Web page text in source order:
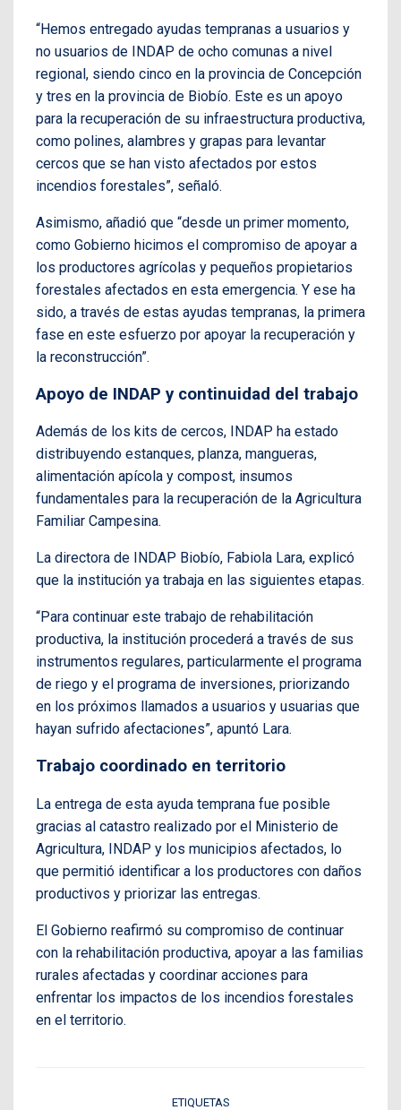
“Hemos entregado ayudas tempranas a usuarios y
no usuarios de INDAP de ocho comunas a nivel
regional, siendo cinco en la provincia de Concepción
y tres en la provincia de Biobío. Este es un apoyo
para la recuperación de su infraestructura productiva,
como polines, alambres y grapas para levantar
cercos que se han visto afectados por estos
incendios forestales”, señaló.
Asimismo, añadió que “desde un primer momento,
como Gobierno hicimos el compromiso de apoyar a
los productores agrícolas y pequeños propietarios
forestales afectados en esta emergencia. Y ese ha
sido, a través de estas ayudas tempranas, la primera
fase en este esfuerzo por apoyar la recuperación y
la reconstrucción”.
Apoyo de INDAP y continuidad del trabajo
Además de los kits de cercos, INDAP ha estado
distribuyendo estanques, planza, mangueras,
alimentación apícola y compost, insumos
fundamentales para la recuperación de la Agricultura
Familiar Campesina.
La directora de INDAP Biobío, Fabiola Lara, explicó
que la institución ya trabaja en las siguientes etapas.
“Para continuar este trabajo de rehabilitación
productiva, la institución procederá a través de sus
instrumentos regulares, particularmente el programa
de riego y el programa de inversiones, priorizando
en los próximos llamados a usuarios y usuarias que
hayan sufrido afectaciones”, apuntó Lara.
Trabajo coordinado en territorio
La entrega de esta ayuda temprana fue posible
gracias al catastro realizado por el Ministerio de
Agricultura, INDAP y los municipios afectados, lo
que permitió identificar a los productores con daños
productivos y priorizar las entregas.
El Gobierno reafirmó su compromiso de continuar
con la rehabilitación productiva, apoyar a las familias
rurales afectadas y coordinar acciones para
enfrentar los impactos de los incendios forestales
en el territorio.
ETIQUETAS